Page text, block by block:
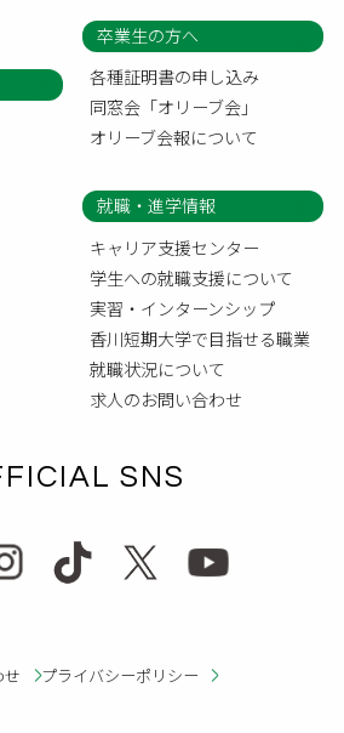
卒業生の方へ
各種証明書の申し込み
同窓会「オリーブ会」
オリーブ会報について
就職・進学情報
キャリア支援センター
学生への就職支援について
実習・インターンシップ
香川短期大学で目指せる職業
就職状況について
求人のお問い合わせ
SNS
せ プライバシーポリシー